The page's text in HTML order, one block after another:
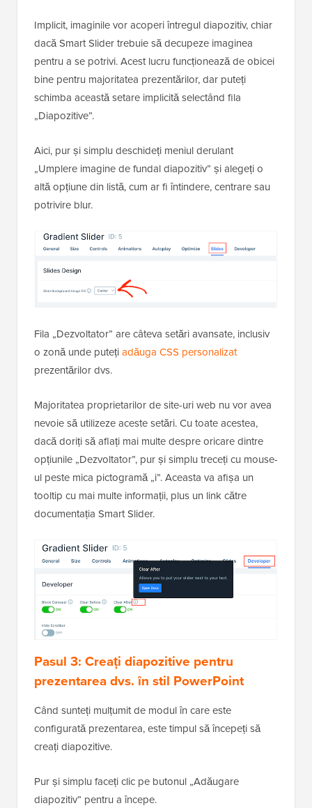
Implicit, imaginile vor acoperi întregul diapozitiv, chiar
dacă Smart Slider trebuie să decupeze imaginea
pentru a se potrivi. Acest lucru funcționează de obicei
bine pentru majoritatea prezentărilor, dar puteți
schimba această setare implicită selectând fila
„Diapozitive”.
Aici, pur și simplu deschideți meniul derulant
„Umplere imagine de fundal diapozitiv” și alegeți o
altă opțiune din listă, cum ar fi întindere, centrare sau
potrivire blur.
Fila „Dezvoltator” are câteva setări avansate, inclusiv
o zonă unde putețiadăuga CSS personalizat
prezentărilor dvs.
Majoritatea proprietarilor de site-uri web nu vor avea
nevoie să utilizeze aceste setări. Cu toate acestea,
dacă doriți să aflați mai multe despre oricare dintre
opțiunile „Dezvoltator”, pur și simplu treceți cu mouse-
ul peste mica pictogramă „i”. Aceasta va afișa un
tooltip cu mai multe informații, plus un link către
documentația Smart Slider.
Pasul 3: Creați diapozitive pentru
prezentarea dvs. în stil PowerPoint
Când sunteți mulțumit de modul în care este
configurată prezentarea, este timpul să începeți să
creați diapozitive.
Pur și simplu faceți clic pe butonul „Adăugare
diapozitiv” pentru a începe.